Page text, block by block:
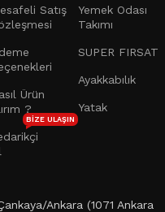
Satış
Ürün
?
BIZE ULAŞIN
Yemek Odası
Takımı
SUPER FIRSAT
Ayakkabılık
Yatak
Ankara (1071 Ankara